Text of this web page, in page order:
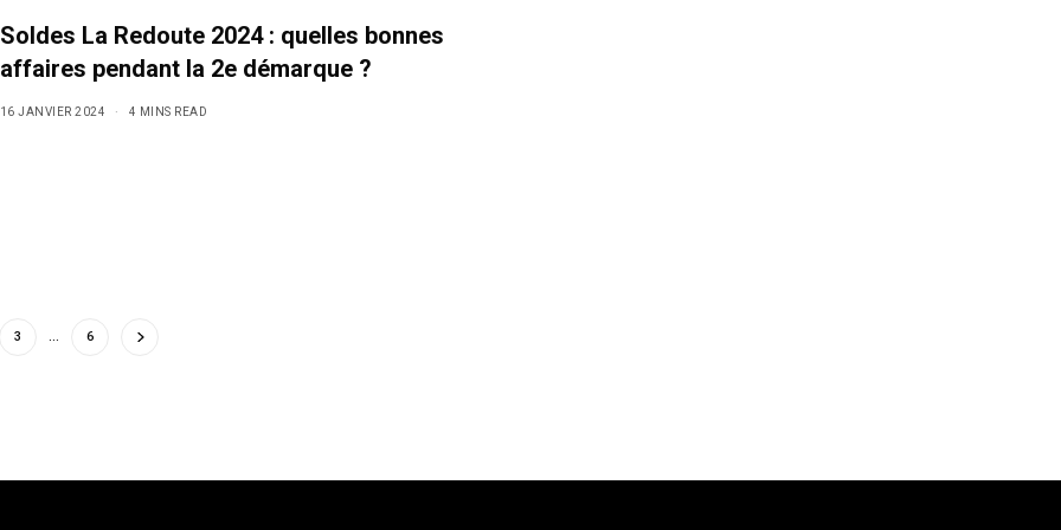
Soldes La Redoute 2024 : quelles bonnes
affaires pendant la 2e démarque ?
16 JANVIER 2024 4 MINS READ
3 … 6